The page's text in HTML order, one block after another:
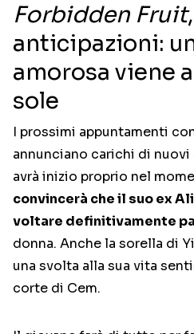
Forbidden Fruit,
anticipazioni:
amorosa viene
sole
I prossimi appuntamenti
annunciano carichi di
avrà inizio proprio nel
convincerà che il suo ex
voltare definitivamente
donna. Anche la sorella di
una svolta alla sua vita
corte di Cem.